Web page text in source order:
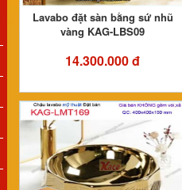
Lavabo đặt sàn bằng sứ nhũ
vàng KAG-LBS09
14.300.000 đ